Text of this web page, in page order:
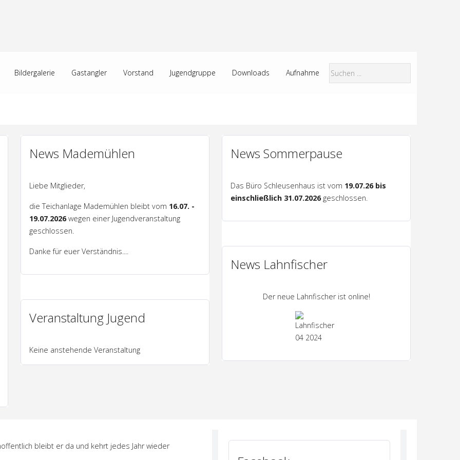
Bildergalerie Gastangler Vorstand Jugendgruppe Downloads Aufnahme
News Mademühlen
Liebe Mitglieder,
die Teichanlage Mademühlen bleibt vom 16.07. -
19.07.2026wegen einer Jugendveranstaltung
geschlossen.
Danke für euer Verständnis....
Veranstaltung Jugend
Keine anstehende Veranstaltung
News Sommerpause
Das Büro Schleusenhaus ist vom 19.07.26 bis
einschließlich 31.07.2026geschlossen.
News Lahnfischer
Der neue Lahnfischer ist online!
bleibt er da und kehrt jedes Jahr wieder